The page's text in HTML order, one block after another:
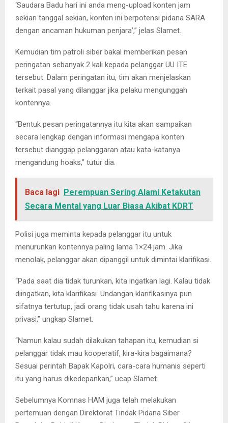
‘Saudara Badu hari ini anda meng-upload konten jam
sekian tanggal sekian, konten ini berpotensi pidana SARA
dengan ancaman hukuman penjara’,” jelas Slamet.
Kemudian tim patroli siber bakal memberikan pesan
peringatan sebanyak 2 kali kepada pelanggar UU ITE
tersebut. Dalam peringatan itu, tim akan menjelaskan
terkait pasal yang dilanggar jika pelaku mengunggah
kontennya.
“Bentuk pesan peringatannya itu kita akan sampaikan
secara lengkap dengan informasi mengapa konten
tersebut dianggap pelanggaran atau kata-katanya
mengandung hoaks,” tutur dia.
Baca lagi Perempuan Sering Alami Ketakutan
Secara Mental yang Luar Biasa Akibat KDRT
Polisi juga meminta kepada pelanggar itu untuk
menurunkan kontennya paling lama 1×24 jam. Jika
menolak, pelanggar akan dipanggil untuk dimintai klarifikasi.
“Pada saat dia tidak turunkan, kita ingatkan lagi. Kalau tidak
diingatkan, kita klarifikasi. Undangan klarifikasinya pun
sifatnya tertutup, jadi orang tidak usah tahu karena ini
privasi,” ungkap Slamet.
“Namun kalau sudah dilakukan tahapan itu, kemudian si
pelanggar tidak mau kooperatif, kira-kira bagaimana?
Sesuai perintah Bapak Kapolri, cara-cara humanis seperti
itu yang harus dikedepankan,” ucap Slamet.
Sebelumnya Komnas HAM juga telah melakukan
pertemuan dengan Direktorat Tindak Pidana Siber